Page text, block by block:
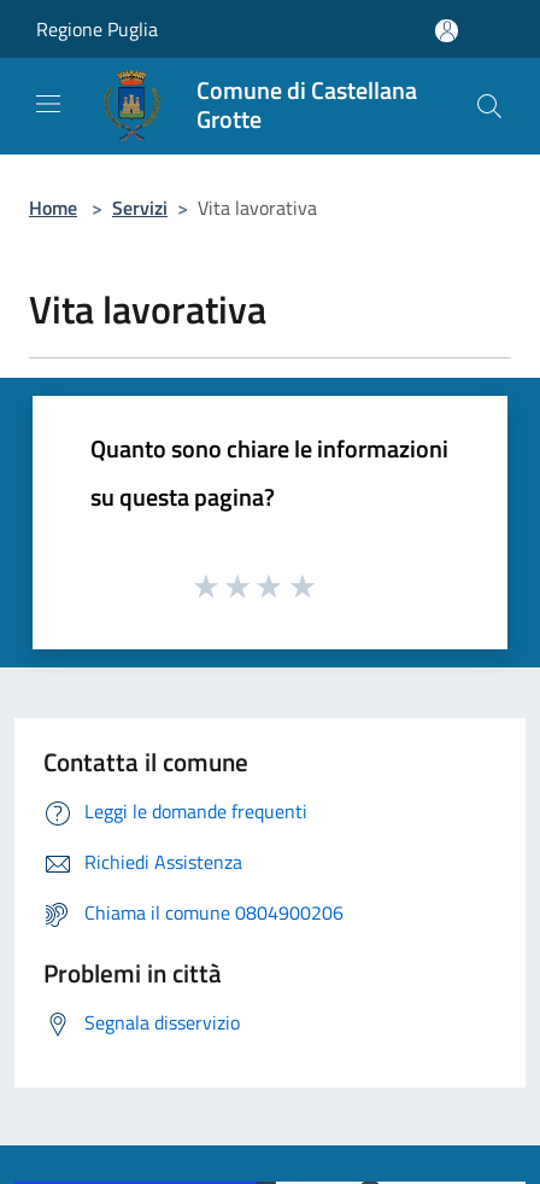
Regione Puglia
Comune di Castellana
Grotte
Home > Servizi > Vita lavorativa
Vita lavorativa
Quanto sono chiare le informazioni
su questa pagina?
Contatta il comune
Leggi le domande frequenti
Richiedi Assistenza
Chiama il comune 0804900206
Problemi in città
Segnala disservizio